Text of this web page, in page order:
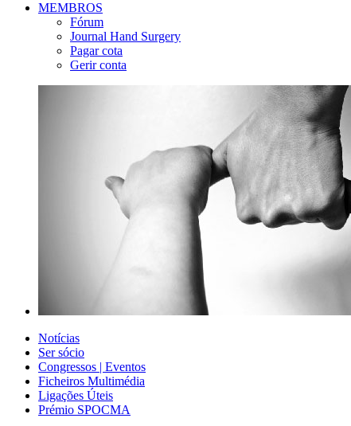
MEMBROS
Fórum
Journal Hand Surgery
Pagar cota
Gerir conta
Notícias
Ser sócio
Congressos | Eventos
Ficheiros Multimédia
Ligações Úteis
Prémio SPOCMA